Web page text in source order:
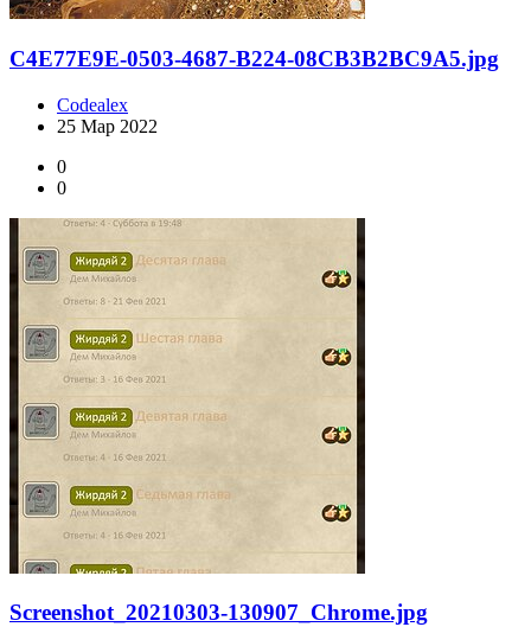
C4E77E9E-0503-4687-B224-08CB3B2BC9A5.jpg
Codealex
25 Мар 2022
0
0
Screenshot_20210303-130907_Chrome.jpg